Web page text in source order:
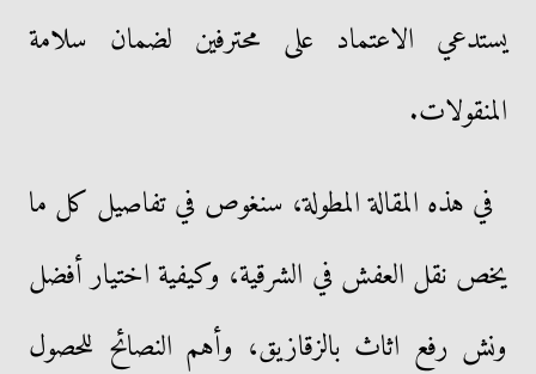
يستدعي الاعتماد على محترفين لضمان سلامة
المنقولات.
في هذه المقالة المطولة، سنغوص في تفاصيل كل ما
يخص نقل العفش في الشرقية، وكيفية اختيار أفضل
ونش رفع اثاث بالزقازيق، وأهم النصائح للحصول